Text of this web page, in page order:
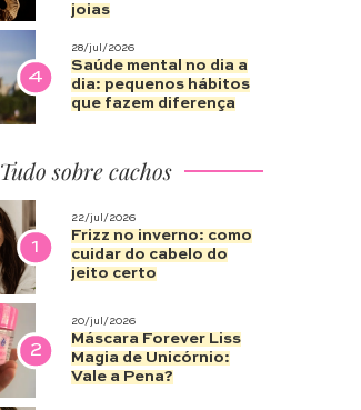
joias
4
28/jul/2026
Saúde mental no dia a
dia: pequenos hábitos
que fazem diferença
Tudo sobre cachos
1
22/jul/2026
Frizz no inverno: como
cuidar do cabelo do
jeito certo
2
20/jul/2026
Máscara Forever Liss
Magia de Unicórnio:
Vale a Pena?